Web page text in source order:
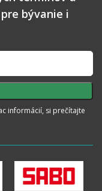
bývanie i
informácií, si prečítajte